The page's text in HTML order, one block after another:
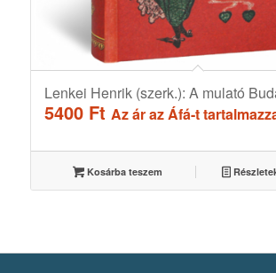
Lenkei Henrik (szerk.): A mulató
5400 Ft Az ár az Áfá-t
Kosárba teszem